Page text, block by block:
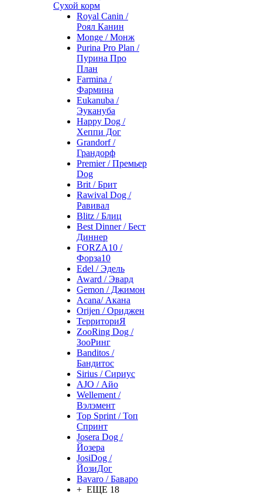
Сухой корм
Royal Canin /
Роял Канин
Monge / Монж
Purina Pro Plan /
Пурина Про
План
Farmina /
Фармина
Eukanuba /
Эукануба
Happy Dog /
Хеппи Дог
Grandorf /
Грандорф
Premier / Премьер
Dog
Brit / Брит
Rawival Dog /
Равивал
Blitz / Блиц
Best Dinner / Бест
Диннер
FORZA10 /
Форза10
Edel / Эдель
Award / Эвард
Gemon / Джимон
Acana/ Акана
Orijen / Ориджен
ТерриториЯ
ZooRing Dog /
ЗооРинг
Banditos /
Бандитос
Sirius / Сириус
AJO / Айо
Wellement /
Вэлэмент
Top Sprint / Топ
Спринт
Josera Dog /
Йозера
JosiDog /
ЙозиДог
Bavaro / Баваро
+ ЕЩЕ 18